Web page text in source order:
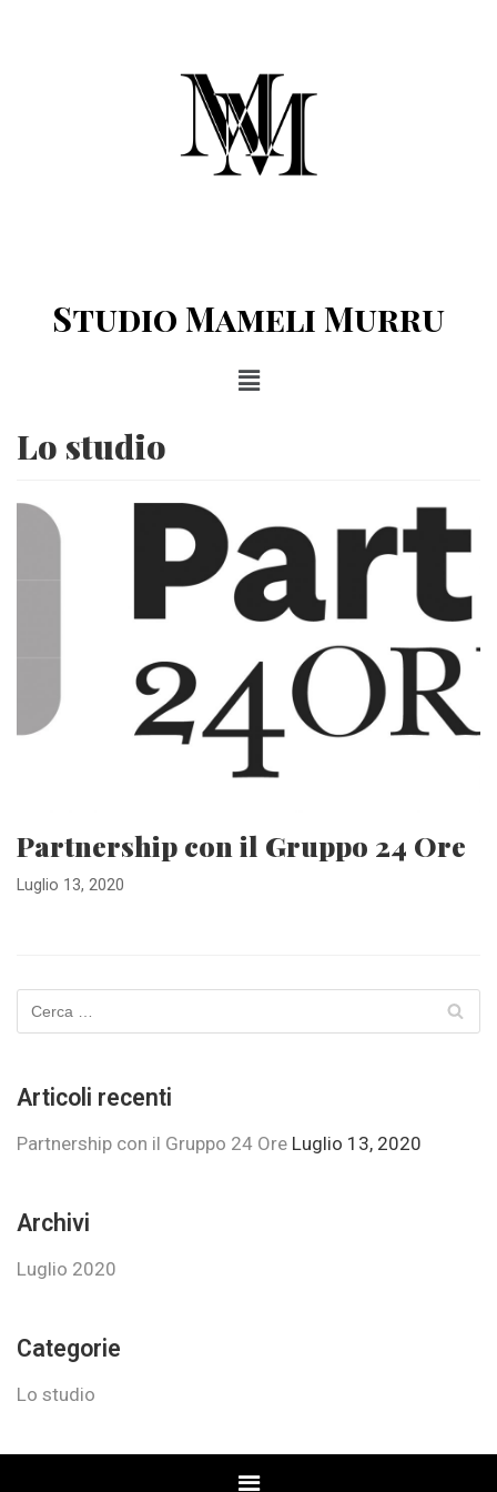
Studio Mameli Murru
Lo studio
Partnership con il Gruppo 24 Ore
Luglio 13, 2020
Articoli recenti
Partnership con il Gruppo 24 Ore Luglio 13, 2020
Archivi
Luglio 2020
Categorie
Lo studio